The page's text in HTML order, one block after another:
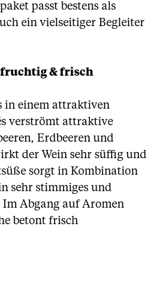
passt bestens als
ein vielseitiger Begleiter
fruchtig & frisch
in einem attraktiven
verströmt attraktive
Erdbeeren und
der Wein sehr süffig und
sorgt in Kombination
sehr stimmiges und
Im Abgang auf Aromen
betont frisch